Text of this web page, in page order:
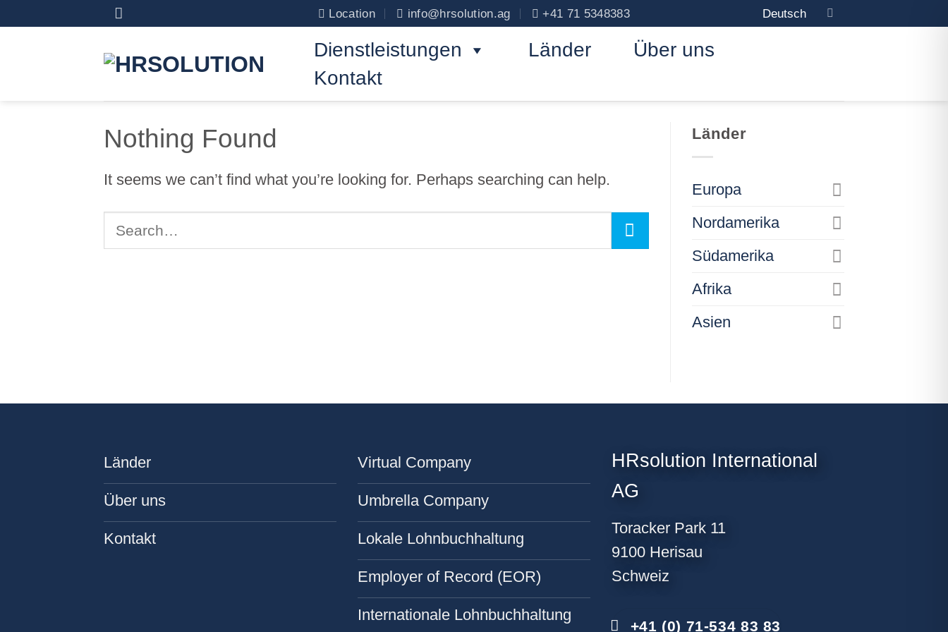
Location info@hrsolution.ag +41 71 5348383 Deutsch
Dienstleistungen Länder
Über uns
Kontakt
Nothing Found
It seems we can’t find what you’re looking for. Perhaps searching can help.
Search
Länder
Europa
Nordamerika
Südamerika
Afrika
Asien
Länder
Über uns
Kontakt
Virtual Company
Umbrella Company
Lokale Lohnbuchhaltung
Employer of Record (EOR)
Internationale Lohnbuchhaltung
HRsolution International
AG
Toracker Park 11
9100 Herisau
Schweiz
+41 (0) 71-534 83 83